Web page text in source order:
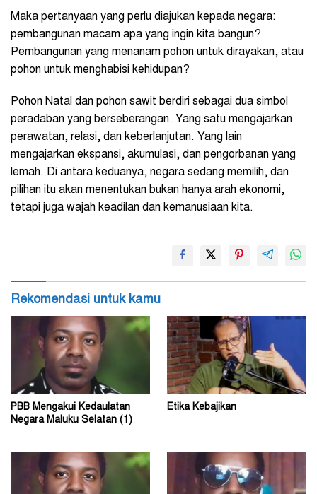
Maka pertanyaan yang perlu diajukan kepada negara:
pembangunan macam apa yang ingin kita bangun?
Pembangunan yang menanam pohon untuk dirayakan, atau
pohon untuk menghabisi kehidupan?
Pohon Natal dan pohon sawit berdiri sebagai dua simbol
peradaban yang berseberangan. Yang satu mengajarkan
perawatan, relasi, dan keberlanjutan. Yang lain
mengajarkan ekspansi, akumulasi, dan pengorbanan yang
lemah. Di antara keduanya, negara sedang memilih, dan
pilihan itu akan menentukan bukan hanya arah ekonomi,
tetapi juga wajah keadilan dan kemanusiaan kita.
Rekomendasi untuk kamu
PBB Mengakui Kedaulatan
Negara Maluku Selatan (1)
Etika Kebajikan